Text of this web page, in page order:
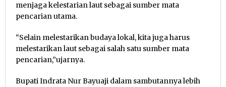
menjaga kelestarian laut sebagai sumber mata
pencarian utama.
“Selain melestarikan budaya lokal, kita juga harus
melestarikan laut sebagai salah satu sumber mata
pencarian,”ujarnya.
Bupati Indrata Nur Bayuaji dalam sambutannya lebih